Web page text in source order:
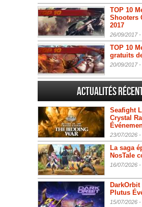
TOP 10
Shooters
2017
26/09/2017 -
TOP 10
gratuits
20/09/2017 -
Actualités
Seafight
Crystal
23/07/2026 -
La saga
NosTale
16/07/2026 -
Plutus
15/07/2026 -